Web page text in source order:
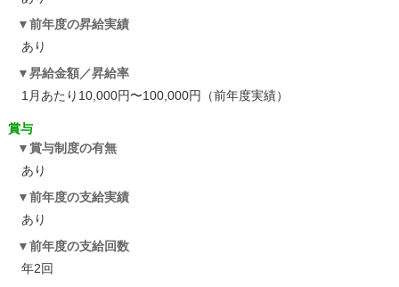
前年度の昇給実績
あり
昇給金額／昇給率
1月あたり10,000円〜100,000円（前年度実績）
賞与
賞与制度の有無
あり
前年度の支給実績
あり
前年度の支給回数
年2回